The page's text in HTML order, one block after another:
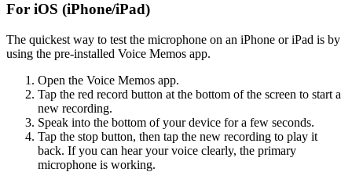
For iOS (iPhone/iPad)
The quickest way to test the microphone on an iPhone or iPad is by
using the pre-installed Voice Memos app.
Open the Voice Memos app.
Tap the red record button at the bottom of the screen to start a
new recording.
Speak into the bottom of your device for a few seconds.
Tap the stop button, then tap the new recording to play it
back. If you can hear your voice clearly, the primary
microphone is working.